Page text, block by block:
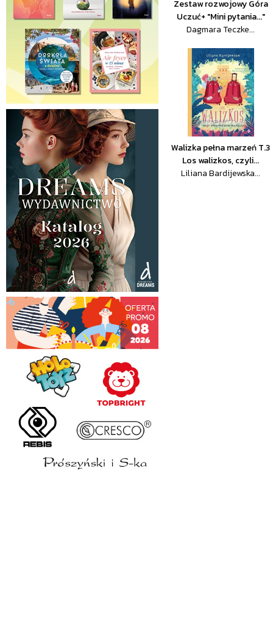
Zestaw rozwojowy Góra
Uczuć+ "Mini pytania..."
Dagmara Teczke...
Walizka pełna marzeń T.3
Los walizkos, czyli...
Liliana Bardijewska...